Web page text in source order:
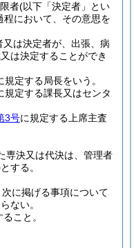
者(以下「決定者」とい
において、その意思を
は決定者が、出張、病
は決定することができ
規定する局長をいう。
規定する課長又はセンタ
3号に規定する上席主査
専決又は代決は、管理者
する。
に掲げる事項について
ない。
こと。